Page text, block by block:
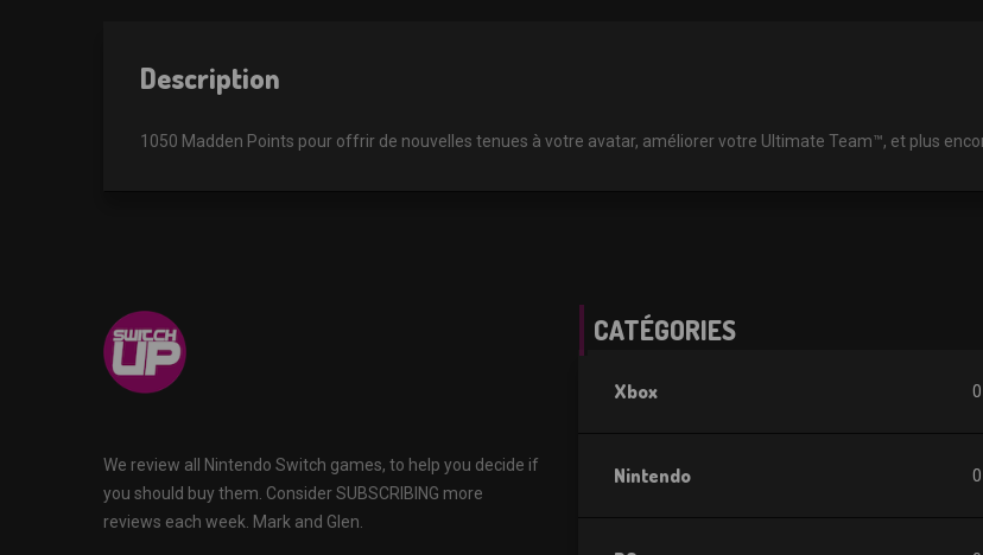
Description
1050 Madden Points pour offrir de nouvelles tenues à votre avatar, améliorer votre Ultimate Team™, et plus
We review all Nintendo Switch games, to help you decide if
you should buy them. Consider SUBSCRIBING more
reviews each week. Mark and Glen.
CATÉGORIES
Xbox 0
Nintendo 0